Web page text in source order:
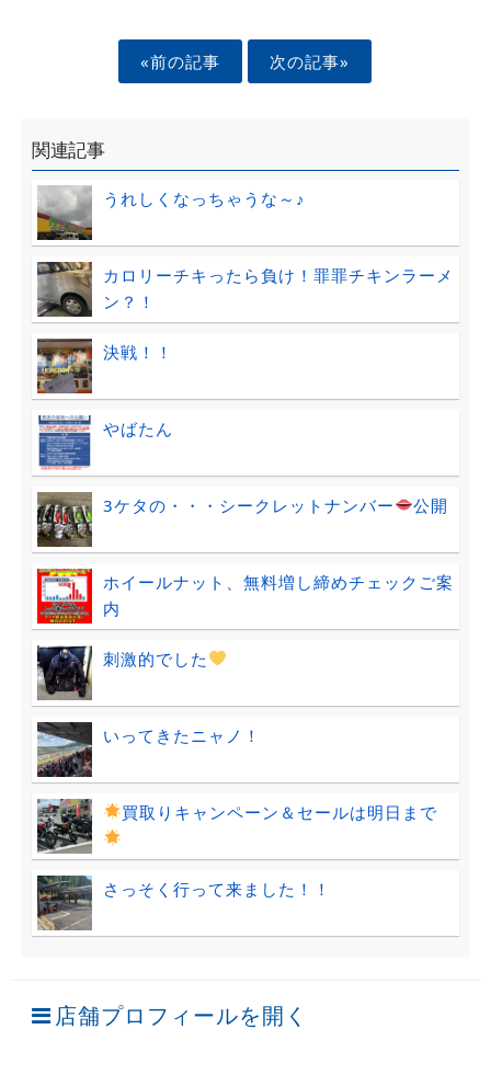
«前の記事 次の記事»
関連記事
うれしくなっちゃうな～♪
カロリーチキったら負け！罪罪チキンラーメ
ン？！
決戦！！
やばたん
3ケタの・・・シークレットナンバー 公開
ホイールナット、無料増し締めチェックご案
内
刺激的でした
いってきたニャノ！
買取りキャンペーン＆セールは明日まで
さっそく行って来ました！！
店舗プロフィールを開く